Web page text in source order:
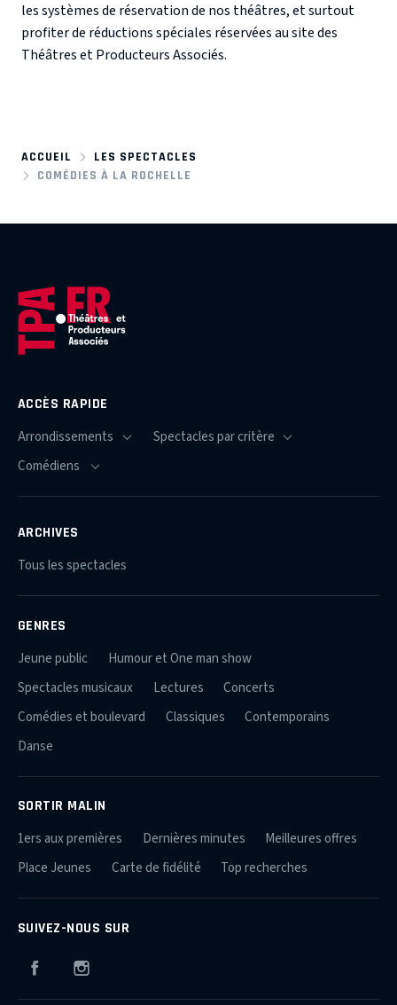
les systèmes de réservation de nos théâtres, et surtout
profiter de réductions spéciales réservées au site des
Théâtres et Producteurs Associés.
ACCUEIL
LES SPECTACLES
COMÉDIES À LA ROCHELLE
ACCÈS RAPIDE
ARCHIVES
Tous les spectacles
GENRES
Jeune public
Humour et One man show
Spectacles musicaux
Lectures
Concerts
Comédies et boulevard
Classiques
Contemporains
Danse
SORTIR MALIN
1ers aux premières Dernières minutes
Meilleures offres
Place Jeunes
Carte de fidélité Top recherches
SUIVEZ-NOUS SUR
Facebook